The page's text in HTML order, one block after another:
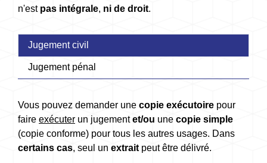
n'est pas intégrale, ni de droit.
Jugement civil
Jugement pénal
Vous pouvez demander une copie exécutoire pour
faire exécuter un jugementet/ou une copie simple
(copie conforme) pour tous les autres usages. Dans
certains cas, seul un extrait peut être délivré.